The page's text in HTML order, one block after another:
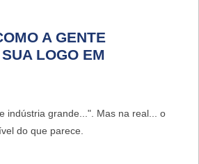
A GENTE
LOGO EM
indústria grande...". Mas na real... o
do que parece.